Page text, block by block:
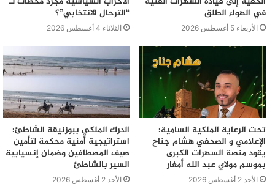
في الهواء الطلق
الأربعاء 5 أغسطس 2026
“الترحال الانتخابي”؟
الثلاثاء 4 أغسطس 2026
تحت الرعاية الملكية السامية:
الإعلامي و الصحفي هشام جناح
يقود منصة السهرات الكبرى
بموسم مولاي عبد الله أمغار
الأحد 2 أغسطس 2026
الدرك الملكي ببوزنيقة الشاطئ:
استراتيجية أمنية محكمة لتأمين
صيف المصطافين وضمان إنسيابية
السير بالشاطئ
الأحد 2 أغسطس 2026